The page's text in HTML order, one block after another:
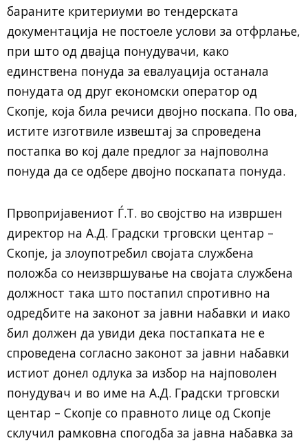
бараните критериуми во тендерската
документација не постоеле услови за отфрлање,
при што од двајца понудувачи, како
единствена понуда за евалуација останала
понудата од друг економски оператор од
Скопје, која била речиси двојно поскапа. По ова,
истите изготвиле извештај за спроведена
постапка во кој дале предлог за најповолна
понуда да се одбере двојно поскапата понуда.
Првопријавениот Ѓ.Т. во својство на извршен
директор на А.Д. Градски трговски центар –
Скопје, ја злоупотребил својата службена
положба со неизвршување на својата службена
должност така што постапил спротивно на
одредбите на законот за јавни набавки и иако
бил должен да увиди дека постапката не е
спроведена согласно законот за јавни набавки
истиот донел одлука за избор на најповолен
понудувач и во име на А.Д. Градски трговски
центар – Скопје со правното лице од Скопје
склучил рамковна спогодба за јавна набавка за